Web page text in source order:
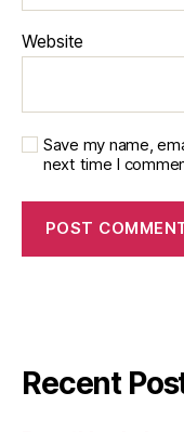
Website
Save my name,
next time I
Recent